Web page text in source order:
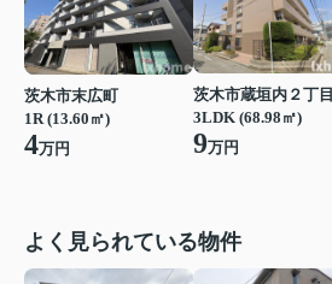
茨木市末広町
1R (13.60㎡)
4万円
茨木市蔵垣内２丁目
3LDK (68.98㎡)
9万円
よく見られている物件